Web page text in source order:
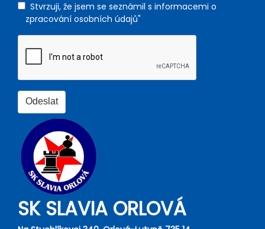
Stvrzuji, že jsem se seznámil s informacemi o
zpracování osobních údajů"
SK SLAVIA ORLOVÁ